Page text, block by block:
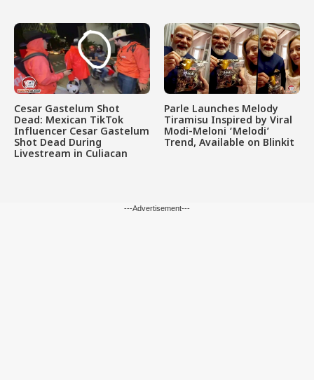
Cesar Gastelum Shot
Dead: Mexican TikTok
Influencer Cesar Gastelum
Shot Dead During
Livestream in Culiacan
Parle Launches Melody
Tiramisu Inspired by Viral
Modi-Meloni ‘Melodi’
Trend, Available on Blinkit
---Advertisement---